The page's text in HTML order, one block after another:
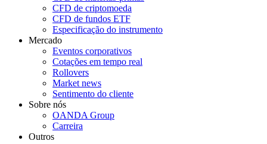
CFD de criptomoeda
CFD de fundos ETF
Especificação do instrumento
Mercado
Eventos corporativos
Cotações em tempo real
Rollovers
Market news
Sentimento do cliente
Sobre nós
OANDA Group
Carreira
Outros